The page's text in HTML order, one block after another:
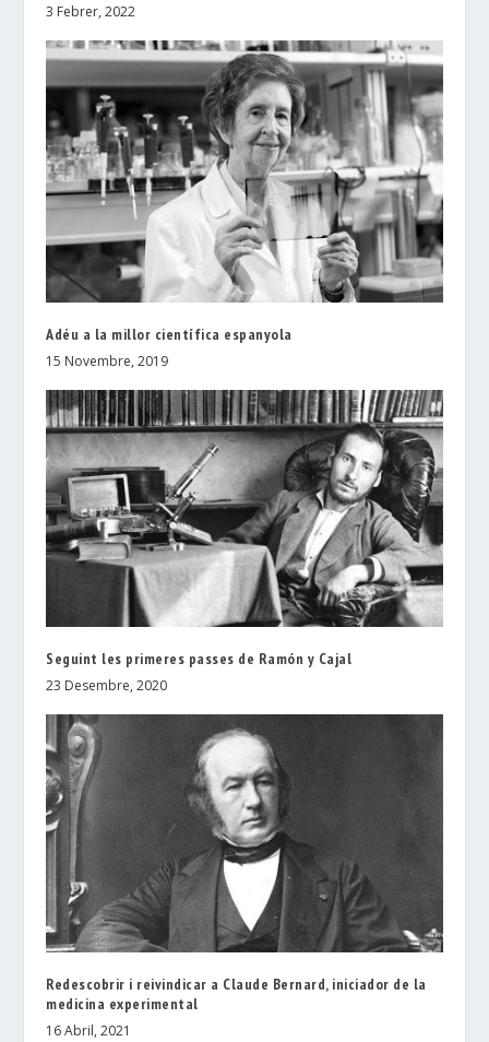
3 Febrer, 2022
Adéu a la millor científica espanyola
15 Novembre, 2019
Seguint les primeres passes de Ramón y Cajal
23 Desembre, 2020
Redescobrir i reivindicar a Claude Bernard, iniciador de la
medicina experimental
16 Abril, 2021